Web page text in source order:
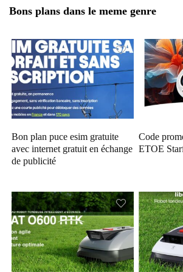
Bons plans dans le meme genre
Bon plan puce esim gratuite
avec internet gratuit en échange
de publicité
Code
ETOE